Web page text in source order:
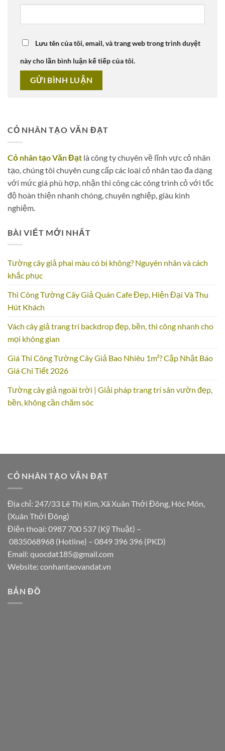
Lưu tên của tôi, email, và trang web trong trình duyệt
này cho lần bình luận kế tiếp của tôi.
CỎ NHÂN TẠO VĂN ĐẠT
Cỏ nhân tạo Văn Đạt là công ty chuyên về lĩnh vực cỏ nhân
tạo, chúng tôi chuyên cung cấp các loại cỏ nhân tạo đa dạng
với mức giá phù hợp, nhận thi công các công trình cỏ với tốc
độ hoàn thiện nhanh chóng, chuyên nghiệp, giàu kinh
nghiệm.
BÀI VIẾT MỚI NHẤT
Tường cây giả phai màu có bị không? Nguyên nhân và cách
khắc phục
Thi Công Tường Cây Giả Quán Cafe Đẹp, Hiện Đại Và Thu
Hút Khách
Vách cây giả trang trí backdrop đẹp, bền, thi công nhanh cho
mọi không gian
Giá Thi Công Tường Cây Giả Bao Nhiêu 1m²? Cập Nhật Báo
Giá Chi Tiết 2026
Tường cây giả ngoài trời | Giải pháp trang trí sân vườn đẹp,
bền, không cần chăm sóc
CỎ NHÂN TẠO VĂN ĐẠT
Địa chỉ: 247/33 Lê Thị Kim, Xã Xuân Thới Đông, Hóc Môn,
(Xuân Thới Đông)
Điện thoại: 0987 700 537 (Kỹ Thuật) –
0835068968 (Hotline) – 0849 396 396 (PKD)
Email: quocdat185@gmail.com
Website: conhantaovandat.vn
BẢN ĐỒ